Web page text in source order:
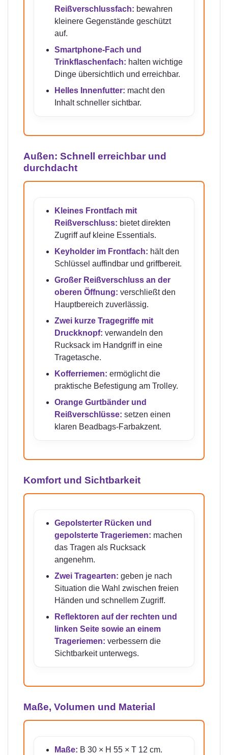
Reißverschlussfach: bewahren
kleinere Gegenstände geschützt
auf.
Smartphone-Fach und
Trinkflaschenfach: halten wichtige
Dinge übersichtlich und erreichbar.
Helles Innenfutter: macht den
Inhalt schneller sichtbar.
Außen: Schnell erreichbar und
durchdacht
Kleines Frontfach mit
Reißverschluss: bietet direkten
Zugriff auf kleine Essentials.
Keyholder im Frontfach: hält den
Schlüssel auffindbar und griffbereit.
Großer Reißverschluss an der
oberen Öffnung: verschließt den
Hauptbereich zuverlässig.
Zwei kurze Tragegriffe mit
Druckknopf: verwandeln den
Rucksack im Handgriff in eine
Tragetasche.
Kofferriemen: ermöglicht die
praktische Befestigung am Trolley.
Orange Gurtbänder und
Reißverschlüsse: setzen einen
klaren Beadbags-Farbakzent.
Komfort und Sichtbarkeit
Gepolsterter Rücken und
gepolsterte Trageriemen: machen
das Tragen als Rucksack
angenehm.
Zwei Tragearten: geben je nach
Situation die Wahl zwischen freien
Händen und schnellem Zugriff.
Reflektoren auf der rechten und
linken Seite sowie an einem
Trageriemen: verbessern die
Sichtbarkeit unterwegs.
Maße, Volumen und Material
Maße: B 30 × H 55 × T 12 cm.